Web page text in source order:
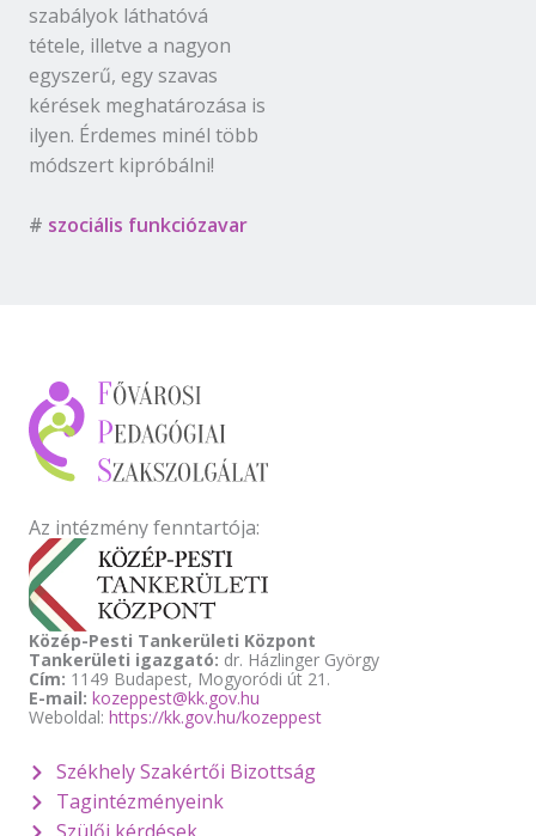
szabályok láthatóvá
tétele, illetve a nagyon
egyszerű, egy szavas
kérések meghatározása is
ilyen. Érdemes minél több
módszert kipróbálni!
# szociális funkciózavar
Az intézmény fenntartója:
Közép-Pesti Tankerületi Központ
Tankerületi igazgató: dr. Házlinger György
Cím: 1149 Budapest, Mogyoródi út 21.
E-mail: kozeppest@kk.gov.hu
Weboldal: https://kk.gov.hu/kozeppest
Székhely Szakértői Bizottság
Tagintézményeink